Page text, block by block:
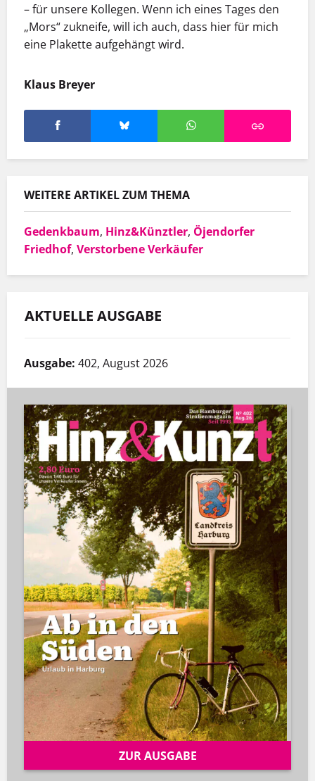
– für unsere Kollegen. Wenn ich eines Tages den
„Mors“ zukneife, will ich auch, dass hier für mich
eine Plakette aufgehängt wird.
Klaus Breyer
WEITERE ARTIKEL ZUM THEMA
Gedenkbaum, Hinz&Künztler, Öjendorfer
Friedhof, Verstorbene Verkäufer
AKTUELLE AUSGABE
Ausgabe: 402, August 2026
ZUR AUSGABE